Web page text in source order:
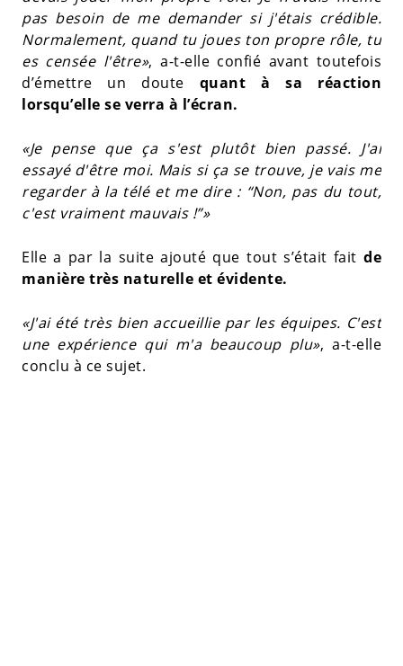
pas besoin de me demander si j'étais crédible.
Normalement, quand tu joues ton propre rôle, tu
es censée l'être», a-t-elle confié avant toutefois
d’émettre un doute quant à sa réaction
lorsqu’elle se verra à l’écran.
«Je pense que ça s'est plutôt bien passé. J'ai
essayé d'être moi. Mais si ça se trouve, je vais me
regarder à la télé et me dire : “Non, pas du tout,
c'est vraiment mauvais !”»
Elle a par la suite ajouté que tout s’était fait de
manière très naturelle et évidente.
«J'ai été très bien accueillie par les équipes. C'est
une expérience qui m'a beaucoup plu», a-t-elle
conclu à ce sujet.